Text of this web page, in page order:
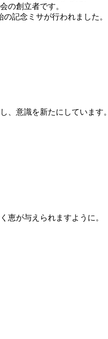
の創立者です。
記念ミサが行われました。
、意識を新たにしています。
恵が与えられますように。